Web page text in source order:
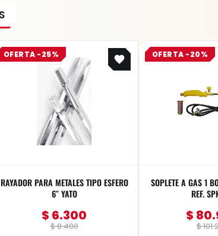
OFERTA -25%
RAYADOR PARA METALES TIPO ESFERO
6″ YATO
$8.400
Original
price
was:
$ 8.400.
$ 6.300
Current
price
is:
$ 6.300.
OFERTA -20%
SOPLETE A GAS 1
REF.
$
$